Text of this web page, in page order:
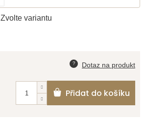
Zvolte variantu
Přidat do košíku